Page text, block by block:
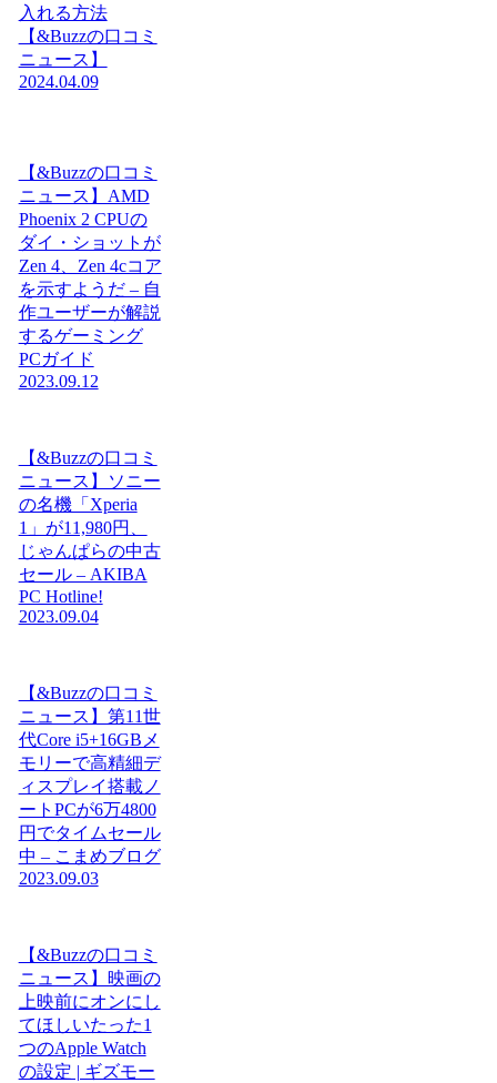
入れる方法
【&Buzzの口コミ
ニュース】
2024.04.09
【&Buzzの口コミ
ニュース】AMD
Phoenix 2 CPUの
ダイ・ショットが
Zen 4、Zen 4cコア
を示すようだ – 自
作ユーザーが解説
するゲーミング
PCガイド
2023.09.12
【&Buzzの口コミ
ニュース】ソニー
の名機「Xperia
1」が11,980円、
じゃんぱらの中古
セール – AKIBA
PC Hotline!
2023.09.04
【&Buzzの口コミ
ニュース】第11世
代Core i5+16GBメ
モリーで高精細デ
ィスプレイ搭載ノ
ートPCが6万4800
円でタイムセール
中 – こまめブログ
2023.09.03
【&Buzzの口コミ
ニュース】映画の
上映前にオンにし
てほしいたった1
つのApple Watch
の設定 | ギズモー